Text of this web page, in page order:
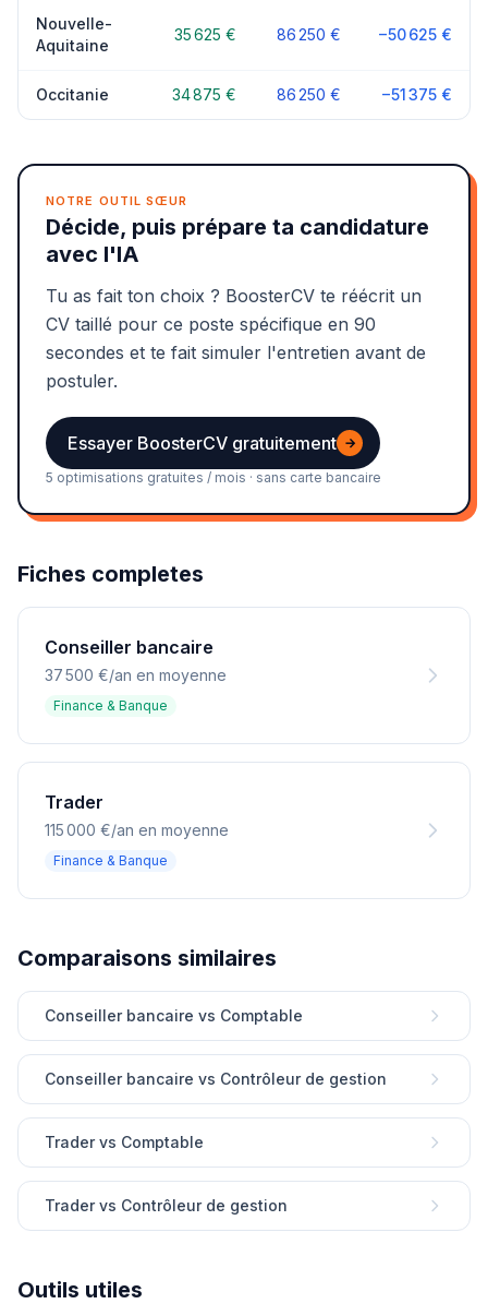
Nouvelle-
Aquitaine
35 625 € 86 250 € −50 625 €
Occitanie 34 875 € 86 250 € −51 375 €
NOTRE OUTIL SŒUR
Décide, puis prépare ta candidature
avec l'IA
Tu as fait ton choix ? BoosterCV te réécrit un
CV taillé pour ce poste spécifique en 90
secondes et te fait simuler l'entretien avant de
postuler.
Essayer BoosterCV gratuitement →
5 optimisations gratuites / mois · sans carte bancaire
Fiches completes
Conseiller bancaire
37 500 €/an en moyenne
Finance & Banque
Trader
115 000 €/an en moyenne
Finance & Banque
Comparaisons similaires
Conseiller bancaire vs Comptable
Conseiller bancaire vs Contrôleur de gestion
Trader vs Comptable
Trader vs Contrôleur de gestion
Outils utiles